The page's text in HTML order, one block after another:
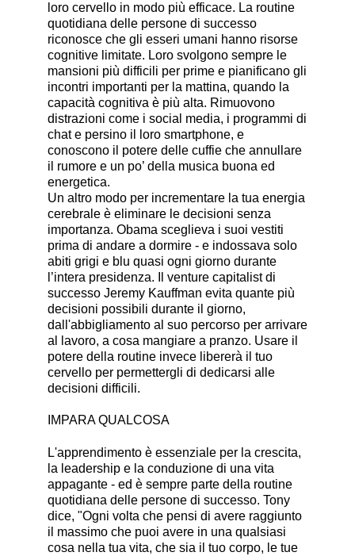
loro cervello in modo più efficace. La routine
quotidiana delle persone di successo
riconosce che gli esseri umani hanno risorse
cognitive limitate. Loro svolgono sempre le
mansioni più difficili per prime e pianificano gli
incontri importanti per la mattina, quando la
capacità cognitiva è più alta. Rimuovono
distrazioni come i social media, i programmi di
chat e persino il loro smartphone, e
conoscono il potere delle cuffie che annullare
il rumore e un po’ della musica buona ed
energetica.
Un altro modo per incrementare la tua energia
cerebrale è eliminare le decisioni senza
importanza. Obama sceglieva i suoi vestiti
prima di andare a dormire - e indossava solo
abiti grigi e blu quasi ogni giorno durante
l’intera presidenza. Il venture capitalist di
successo Jeremy Kauffman evita quante più
decisioni possibili durante il giorno,
dall'abbigliamento al suo percorso per arrivare
al lavoro, a cosa mangiare a pranzo. Usare il
potere della routine invece libererà il tuo
cervello per permettergli di dedicarsi alle
decisioni difficili.
IMPARA QUALCOSA
L'apprendimento è essenziale per la crescita,
la leadership e la conduzione di una vita
appagante - ed è sempre parte della routine
quotidiana delle persone di successo. Tony
dice, "Ogni volta che pensi di avere raggiunto
il massimo che puoi avere in una qualsiasi
cosa nella tua vita, che sia il tuo corpo, le tue